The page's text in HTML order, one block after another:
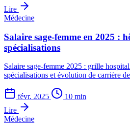
Lire
Médecine
Salaire sage-femme en 2025 :
spécialisations
Salaire sage-femme 2025 : grille
spécialisations et évolution de carrière
févr. 2025
10 min
Lire
Médecine